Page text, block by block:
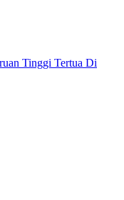
Tinggi Tertua Di